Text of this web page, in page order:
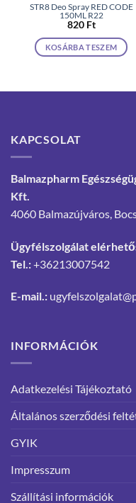
STR8 Deo Spray RED CODE
150ML R22
820 Ft
KOSÁRBA TESZEM
KAPCSOLAT
Balmazpharm
Kft.
4060 Balmazújváros,
Ügyfélszolgálat
Tel.:+36213007542
E-mail.:
INFORMÁCIÓK
Adatkezelési Tájékoztató
Általános szerződési
GYIK
Impresszum
Szállítási információk